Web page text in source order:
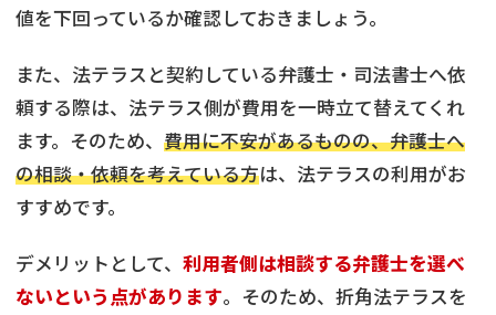
値を下回っているか確認しておきましょう。
また、法テラスと契約している弁護士・司法書士へ依
頼する際は、法テラス側が費用を一時立て替えてくれ
ます。そのため、 費用に不安があるものの、弁護士へ
の相談・依頼を考えている方は、法テラスの利用がお
すすめです。
デメリットとして、 利用者側は相談する弁護士を選べ
ないという点があります。そのため、折角法テラスを